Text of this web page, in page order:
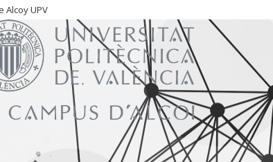
Alcoy UPV